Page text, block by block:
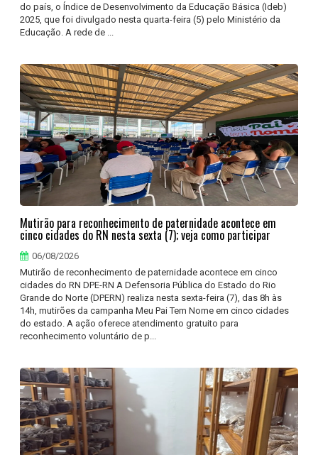
do país, o Índice de Desenvolvimento da Educação Básica (Ideb)
2025, que foi divulgado nesta quarta-feira (5) pelo Ministério da
Educação. A rede de ...
Mutirão para reconhecimento de paternidade acontece em
cinco cidades do RN nesta sexta (7); veja como participar
06/08/2026
Mutirão de reconhecimento de paternidade acontece em cinco
cidades do RN DPE-RN A Defensoria Pública do Estado do Rio
Grande do Norte (DPERN) realiza nesta sexta-feira (7), das 8h às
14h, mutirões da campanha Meu Pai Tem Nome em cinco cidades
do estado. A ação oferece atendimento gratuito para
reconhecimento voluntário de p...